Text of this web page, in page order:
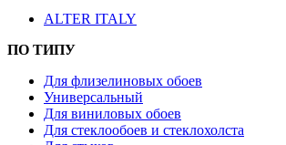
ALTER ITALY
ПО ТИПУ
Для флизелиновых обоев
Универсальный
Для виниловых обоев
Для стеклообоев и стеклохолста